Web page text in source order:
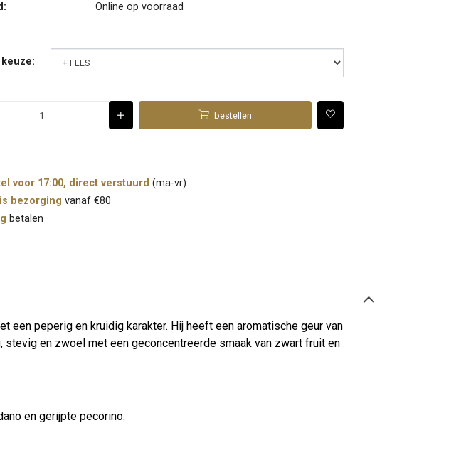
Online op voorraad
keuze:
bestellen
voor 17:00, direct verstuurd (ma-vr)
bezorging vanaf €80
betalen
een peperig en kruidig karakter. Hij heeft een aromatische geur van
stevig en zwoel met een geconcentreerde smaak van zwart fruit en
en gerijpte pecorino.